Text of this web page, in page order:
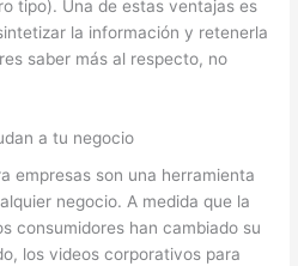
tipo). Una de estas ventajas es
la información y retenerla
saber más al respecto, no
a tu negocio
empresas son una herramienta
negocio. A medida que la
consumidores han cambiado su
los videos corporativos para